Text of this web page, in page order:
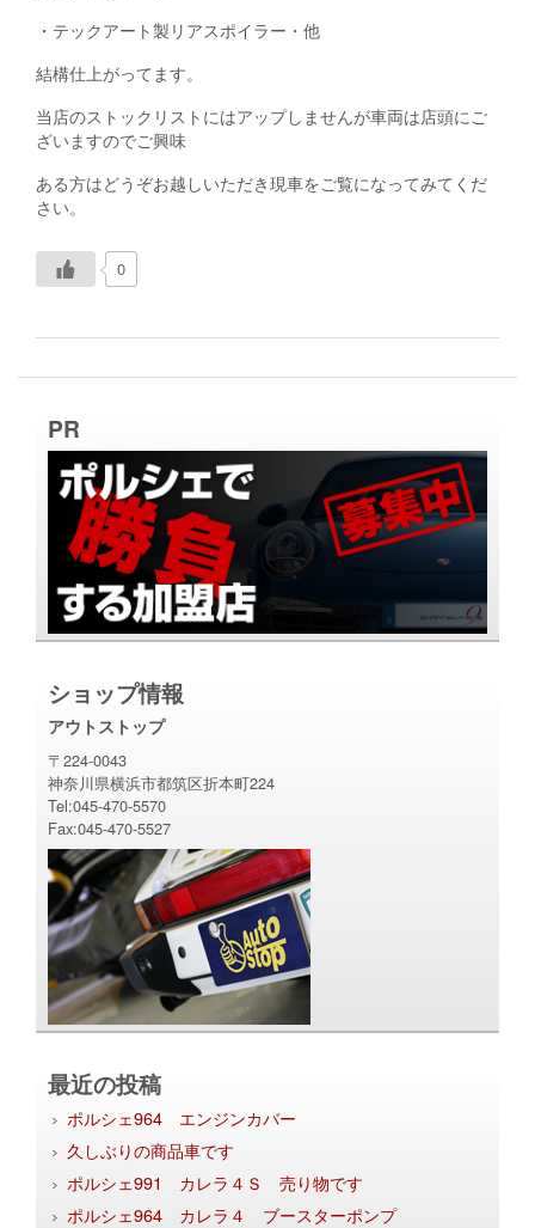
・テックアート製リアスポイラー・他
結構仕上がってます。
当店のストックリストにはアップしませんが車両は店頭にご
ざいますのでご興味
ある方はどうぞお越しいただき現車をご覧になってみてくだ
さい。
0
PR
ショップ情報
アウトストップ
〒224-0043
神奈川県横浜市都筑区折本町224
Tel:045-470-5570
Fax:045-470-5527
最近の投稿
ポルシェ964 エンジンカバー
久しぶりの商品車です
ポルシェ991 カレラ４Ｓ 売り物です
ポルシェ964 カレラ４ ブースターポンプ